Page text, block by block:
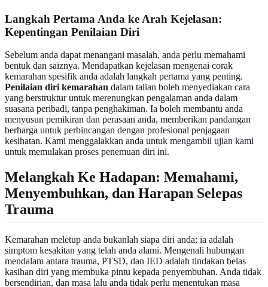
Langkah Pertama Anda ke Arah Kejelasan:
Kepentingan Penilaian Diri
Sebelum anda dapat menangani masalah, anda perlu memahami
bentuk dan saiznya. Mendapatkan kejelasan mengenai corak
kemarahan spesifik anda adalah langkah pertama yang penting.
Penilaian diri kemarahan dalam talian boleh menyediakan cara
yang berstruktur untuk merenungkan pengalaman anda dalam
suasana peribadi, tanpa penghakiman. Ia boleh membantu anda
menyusun pemikiran dan perasaan anda, memberikan pandangan
berharga untuk perbincangan dengan profesional penjagaan
kesihatan. Kami menggalakkan anda untuk mengambil ujian kami
untuk memulakan proses penemuan diri ini.
Melangkah Ke Hadapan: Memahami,
Menyembuhkan, dan Harapan Selepas
Trauma
Kemarahan meletup anda bukanlah siapa diri anda; ia adalah
simptom kesakitan yang telah anda alami. Mengenali hubungan
mendalam antara trauma, PTSD, dan IED adalah tindakan belas
kasihan diri yang membuka pintu kepada penyembuhan. Anda tidak
bersendirian, dan masa lalu anda tidak perlu menentukan masa